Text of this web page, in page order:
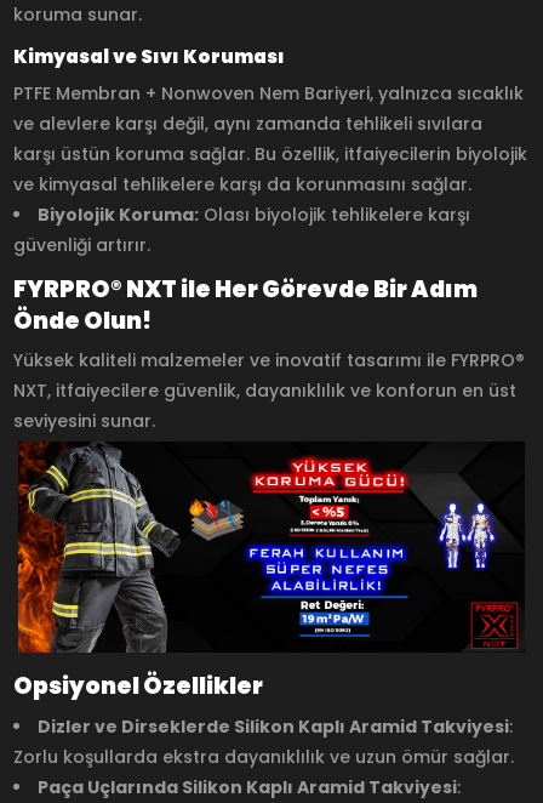
koruma sunar.
Kimyasal ve Sıvı Koruması
PTFE Membran + Nonwoven Nem Bariyeri, yalnızca sıcaklık
ve alevlere karşı değil, aynı zamanda tehlikeli sıvılara
karşı üstün koruma sağlar. Bu özellik, itfaiyecilerin biyolojik
ve kimyasal tehlikelere karşı da korunmasını sağlar.
Biyolojik Koruma: Olası biyolojik tehlikelere karşı
güvenliği artırır.
FYRPRO® NXT ile Her Görevde Bir Adım
Önde Olun!
Yüksek kaliteli malzemeler ve inovatif tasarımı ile FYRPRO®
NXT, itfaiyecilere güvenlik, dayanıklılık ve konforun en üst
seviyesini sunar.
Opsiyonel Özellikler
Dizler ve Dirseklerde Silikon Kaplı Aramid Takviyesi:
Zorlu koşullarda ekstra dayanıklılık ve uzun ömür sağlar.
Paça Uçlarında Silikon Kaplı Aramid Takviyesi: